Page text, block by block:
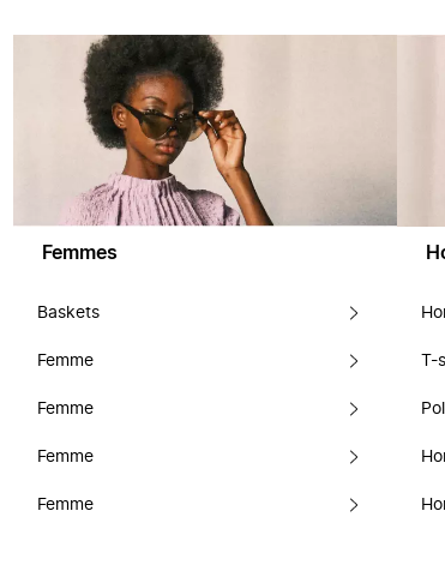
Femmes
Baskets
Femme
Femme
Femme
Femme